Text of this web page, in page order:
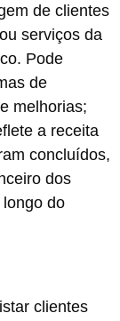
de clientes
serviços da
Pode
de
melhorias;
a receita
concluídos,
dos
do
clientes